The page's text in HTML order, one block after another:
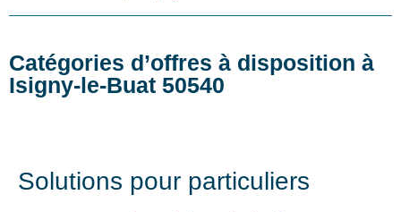
Catégories d’offres à disposition à
Isigny-le-Buat 50540
Solutions pour particuliers